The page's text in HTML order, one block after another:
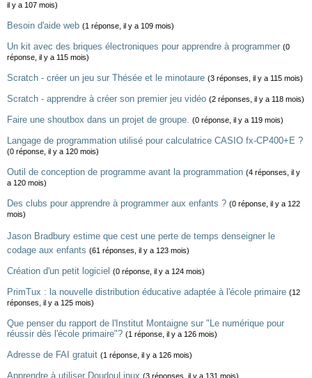
il y a 107 mois)
Besoin d'aide web (1 réponse, il y a 109 mois)
Un kit avec des briques électroniques pour apprendre à programmer (0
réponse, il y a 115 mois)
Scratch - créer un jeu sur Thésée et le minotaure (3 réponses, il y a 115 mois)
Scratch - apprendre à créer son premier jeu vidéo (2 réponses, il y a 118 mois)
Faire une shoutbox dans un projet de groupe. (0 réponse, il y a 119 mois)
Langage de programmation utilisé pour calculatrice CASIO fx-CP400+E ?
(0 réponse, il y a 120 mois)
Outil de conception de programme avant la programmation (4 réponses, il y
a 120 mois)
Des clubs pour apprendre à programmer aux enfants ? (0 réponse, il y a 122
mois)
Jason Bradbury estime que cest une perte de temps denseigner le
codage aux enfants (61 réponses, il y a 123 mois)
Création d'un petit logiciel (0 réponse, il y a 124 mois)
PrimTux : la nouvelle distribution éducative adaptée à l'école primaire (12
réponses, il y a 125 mois)
Que penser du rapport de l'Institut Montaigne sur "Le numérique pour
réussir dès l'école primaire"? (1 réponse, il y a 126 mois)
Adresse de FAI gratuit (1 réponse, il y a 126 mois)
Apprendre à utiliser DoudouLinux (3 réponses, il y a 131 mois)